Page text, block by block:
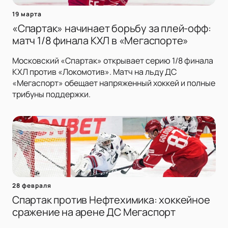
19 марта
«Спартак» начинает борьбу за плей-офф:
матч 1/8 финала КХЛ в «Мегаспорте»
Московский «Спартак» открывает серию 1/8 финала
КХЛ против «Локомотив». Матч на льду ДС
«Мегаспорт» обещает напряженный хоккей и полные
трибуны поддержки.
28 февраля
Спартак против Нефтехимика: хоккейное
сражение на арене ДС Мегаспорт